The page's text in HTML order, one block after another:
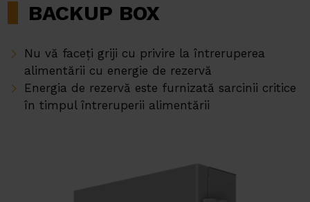
BACKUP BOX
Nu vă faceți griji cu privire la întreruperea
alimentării cu energie de rezervă
Energia de rezervă este furnizată sarcinii critice
în timpul întreruperii alimentării
Invertoarele Rezidențiale Huawei
Sistemele de stocare Huawei
Stații de transformare Huawei
Accesoriile Huawei
Încărcătoarele EV Ekoenergetyka